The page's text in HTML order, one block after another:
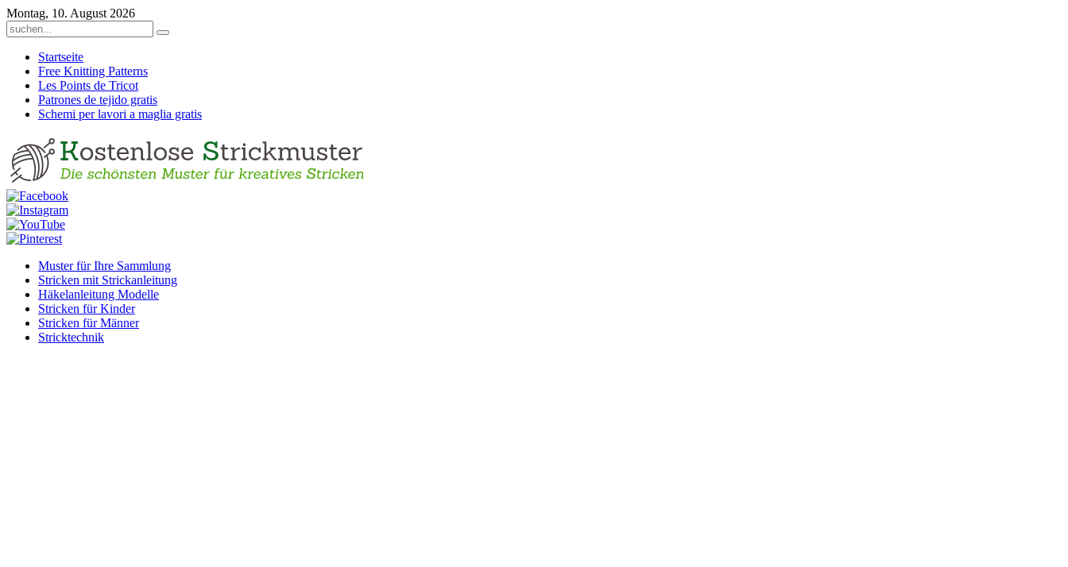
Montag, 10. August 2026
Startseite
Free Knitting Patterns
Les Points de Tricot
Patrones de tejido gratis
Schemi per lavori a maglia gratis
Muster für Ihre Sammlung
Stricken mit Strickanleitung
Häkelanleitung Modelle
Stricken für Kinder
Stricken für Männer
Stricktechnik